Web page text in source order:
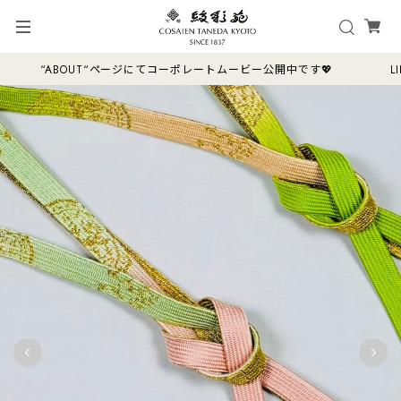
“ABOUT“ページにてコーポレートムービー公開中です💖 LINE